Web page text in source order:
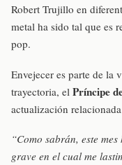
Robert Trujillo en
metal ha sido tal que es
pop.
Envejecer es parte de la
trayectoria, el Príncipe
actualización
“Como sabrán, este
grave en el cual me